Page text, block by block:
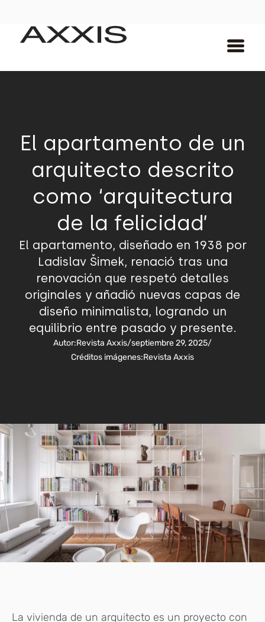
El apartamento de un
arquitecto descrito
como ‘arquitectura
de la felicidad’
El apartamento, diseñado en 1938 por
Ladislav Šimek, renació tras una
renovación que respetó detalles
originales y añadió nuevas capas de
diseño minimalista, logrando un
equilibrio entre pasado y presente.
Autor:Revista Axxis/septiembre 29, 2025/
Créditos imágenes:Revista Axxis
La vivienda de un arquitecto es un proyecto con